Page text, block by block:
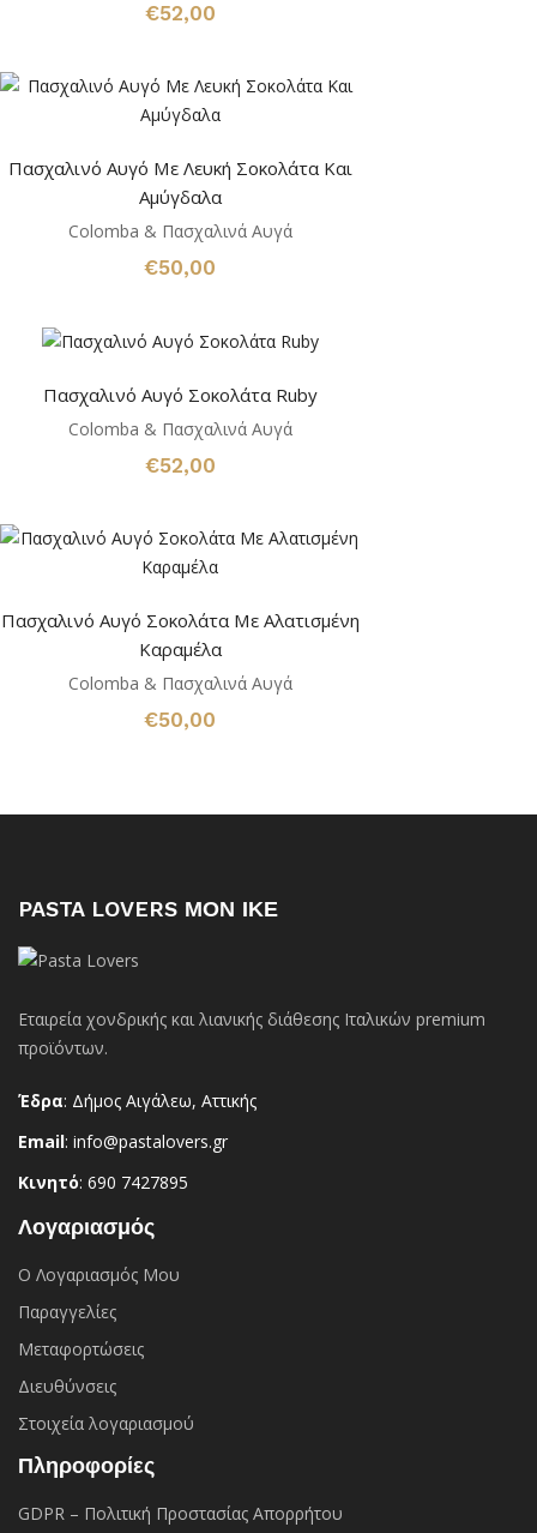
€52,00
Πασχαλινό Αυγό Με Λευκή Σοκολάτα Και
Αμύγδαλα
Colomba & Πασχαλινά Αυγά
€50,00
Πασχαλινό Αυγό Σοκολάτα Ruby
Colomba & Πασχαλινά Αυγά
€52,00
Πασχαλινό Αυγό Σοκολάτα Με Αλατισμένη
Καραμέλα
Colomba & Πασχαλινά Αυγά
€50,00
PASTA LOVERS ΜΟΝ ΙΚΕ
Εταιρεία χονδρικής και λιανικής διάθεσης Ιταλικών premium
προϊόντων.
Έδρα: Δήμος Αιγάλεω, Αττικής
Email: info@pastalovers.gr
Κινητό: 690 7427895
Λογαριασμός
Ο Λογαριασμός Μου
Παραγγελίες
Μεταφορτώσεις
Διευθύνσεις
Στοιχεία λογαριασμού
Πληροφορίες
GDPR – Πολιτική Προστασίας Απορρήτου